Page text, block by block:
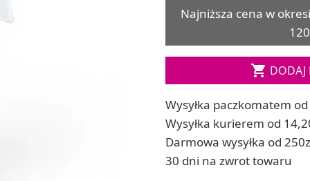
ręcznych
Soda, kwasek, formy do kul do kąpieli
Dodatki: barwniki i zapachy
Modelowanie dla dzieci
Najniższa cena w
 DODAJ
Wysyłka paczkomatem od
Wysyłka kurierem od
Darmowa wysyłka od
30 dni na zwrot towaru